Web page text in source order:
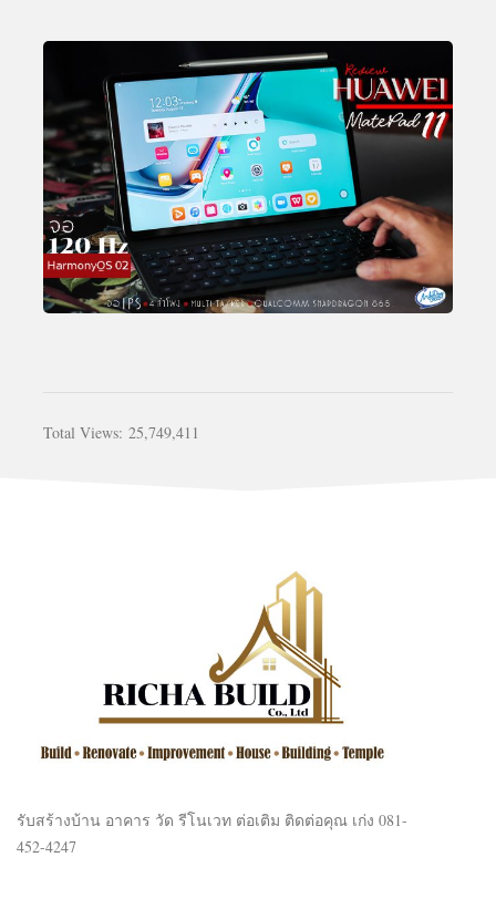
Total Views: 25,749,411
รับสร้างบ้าน อาคาร วัด รีโนเวท ต่อเติม ติดต่อคุณ เก่ง 081-
452-4247